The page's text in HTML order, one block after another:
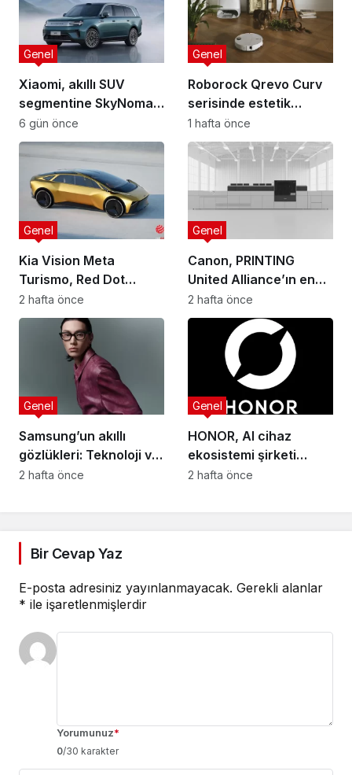
Xiaomi, akıllı SUV
segmentine SkyNomad
ile giriş yapıyor
Genel
6 gün önce
Roborock Qrevo Curv
serisinde estetik
tasarım ve akıllı
temizlik bir arada
Genel
1 hafta önce
Kia Vision Meta
Turismo, Red Dot
2026’da tasarım
konsepti ödülü aldı
Genel
2 hafta önce
Canon, PRINTING
United Alliance’ın en
prestijli ödüllerinden
ikisini kazandı
Genel
2 hafta önce
Samsung’un akıllı
gözlükleri: Teknoloji ve
moda bir araya geliyor
Genel
2 hafta önce
HONOR, AI cihaz
ekosistemi şirketi
olarak yeni kimliğini
Genel
2 hafta önce
Bir Cevap Yaz
E-posta adresiniz yayınlanmayacak. Gerekli alanlar
* ile işaretlenmişlerdir
Yorumunuz*
0/30 karakter